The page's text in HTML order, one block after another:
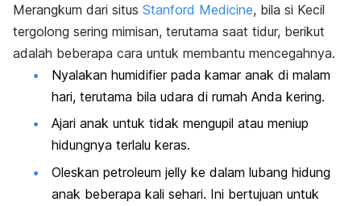
Merangkum dari situs Stanford Medicine, bila si Kecil
tergolong sering mimisan, terutama saat tidur, berikut
adalah beberapa cara untuk membantu mencegahnya.
Nyalakan humidifierpada kamar anak di malam
hari, terutama bila udara di rumah Anda kering.
Ajari anak untuk tidak mengupil atau meniup
hidungnya terlalu keras.
Oleskan petroleum jelly ke dalam lubang hidung
anak beberapa kali sehari. Ini bertujuan untuk